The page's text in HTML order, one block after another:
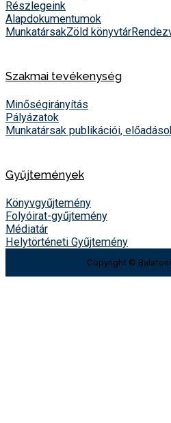
Részlegeink
Alapdokumentumok
MunkatársakZöld könyvtár
Szakmai tevékenység
Minőségirányítás
Pályázatok
Munkatársak publikációi,
Gyűjtemények
Könyvgyűjtemény
Folyóirat-gyűjtemény
Médiatár
Helytörténeti Gyűjtemény
Copyright ©